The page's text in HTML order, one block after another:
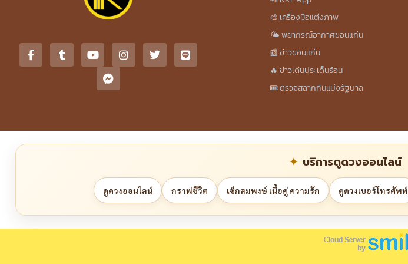
🎨 เครื่องมือแต่งภาพ
🌤️ พยากรณ์อากาศขอนแก่น
📰 ข่าวขอนแก่น
🔥 ข่าวเด่นประเด็นร้อน
🎟️ ตรวจสลากกินแบ่งรัฐบาล
บริการดูดวงออนไลน์
ดูดวงออนไลน์ กราฟชีวิต เช็กสมพงษ์ เนื้อคู่ ความรัก ดูดวงเบอร์โทรศัพท์